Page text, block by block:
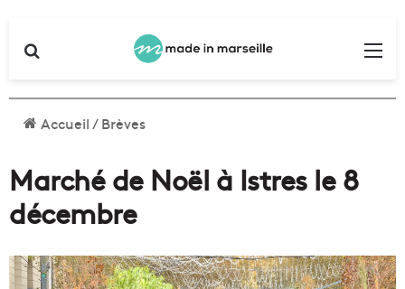
Accueil/Brèves
Marché de Noël à Istres le 8
décembre